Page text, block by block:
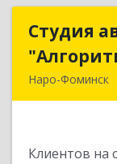
Студия
Наро-Фоминск
Клиентов на